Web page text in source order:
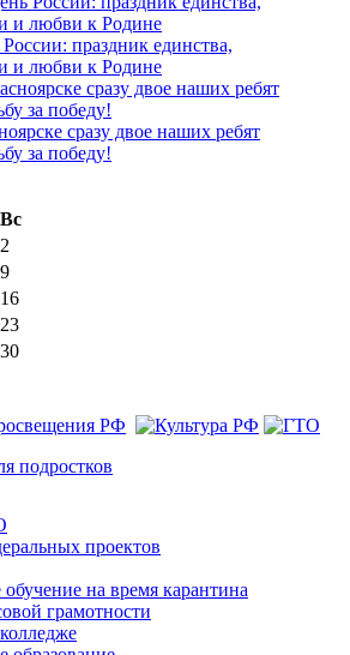
праздник единства,
и любви к Родине
сразу двое наших ребят
за победу!
Вс
2
9
16
23
30
проектов
на время карантина
грамотности